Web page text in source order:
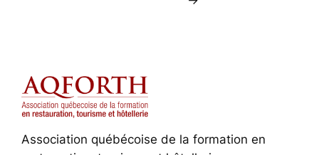
Association québécoise de la formation en